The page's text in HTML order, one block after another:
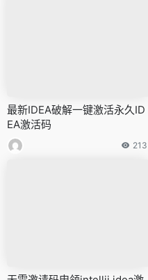
最新IDEA破解一键激活永久ID
EA激活码
213